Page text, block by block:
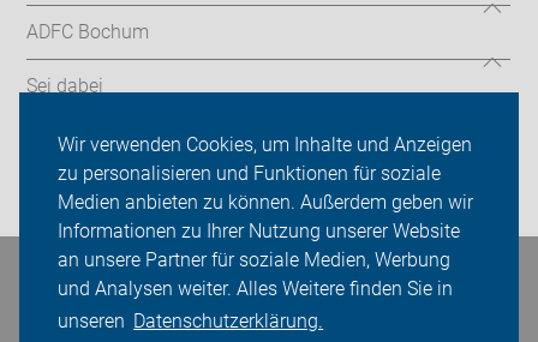
Wir verwenden Cookies, um Inhalte und Anzeigen
zu personalisieren und Funktionen für soziale
Medien anbieten zu können. Außerdem geben wir
Informationen zu Ihrer Nutzung unserer Website
an unsere Partner für soziale Medien, Werbung
und Analysen weiter. Alles Weitere finden Sie in
unseren Datenschutzerklärung.
ADFC Bochum
Sei dabei
Presse
Login
Bleiben Sie in Kontakt